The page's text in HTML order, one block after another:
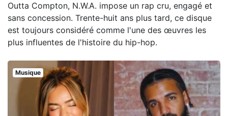
Outta Compton, N.W.A. impose un rap cru, engagé et
sans concession. Trente-huit ans plus tard, ce disque
est toujours considéré comme l'une des œuvres les
plus influentes de l'histoire du hip-hop.
Musique